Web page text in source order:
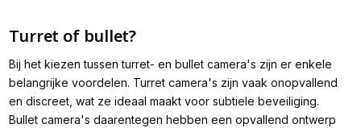
Turret of bullet?
Bij het kiezen tussen turret- en bullet camera's zijn er enkele
belangrijke voordelen. Turret camera's zijn vaak onopvallend
en discreet, wat ze ideaal maakt voor subtiele beveiliging.
Bullet camera's daarentegen hebben een opvallend ontwerp